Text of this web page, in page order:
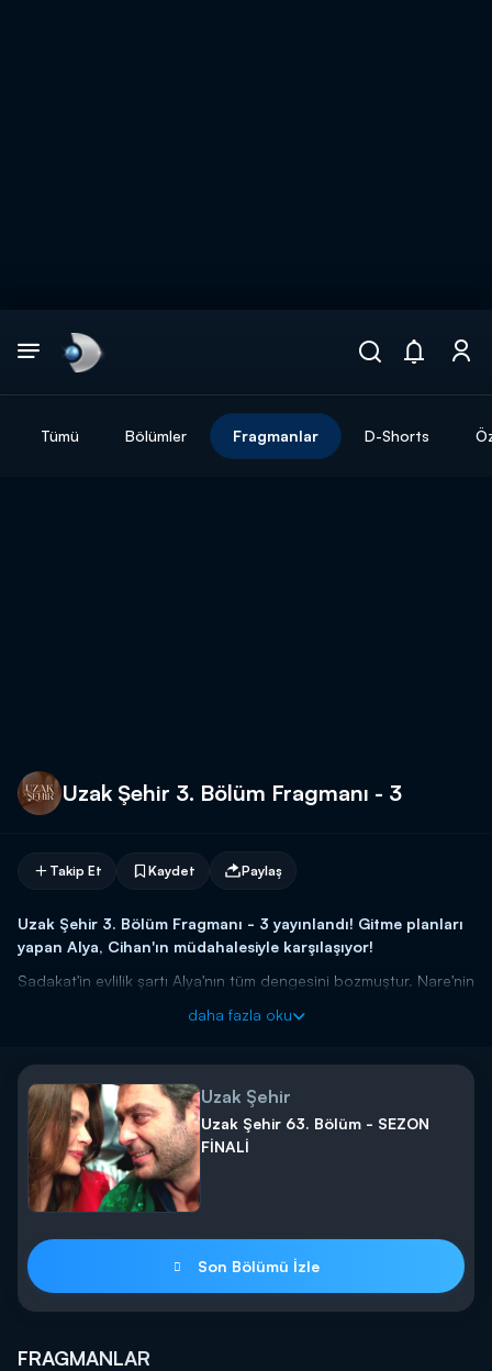
Tümü Bölümler Fragmanlar D-Shorts
Uzak Şehir 3. Bölüm Fragmanı - 3
Takip Et Kaydet Paylaş
Uzak Şehir 3. Bölüm Fragmanı - 3 yayınlandı! Gitme planları
yapan Alya, Cihan'ın müdahalesiyle karşılaşıyor!
Sadakat'in evlilik şartı Alya'nın tüm dengesini bozmuştur. Nare'nin
Uzak Şehir yeni bölümleriyle her pazartesi 20.00'da Kanal
D'de!
daha fazla oku
Uzak Şehir
Uzak Şehir 63. Bölüm - SEZON
FİNALİ
Son Bölümü İzle
FRAGMANLAR